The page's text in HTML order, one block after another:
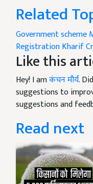
Related
Government scheme
RegistrationKharif
Like this
Hey! I amकंचन मौर्य.
suggestions to
suggestions and
Read next